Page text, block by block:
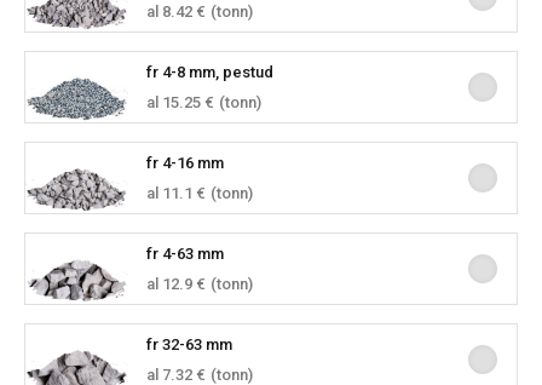
al 8.42 € (tonn)
fr 4-8 mm, pestud
al 15.25 € (tonn)
fr 4-16 mm
al 11.1 € (tonn)
fr 4-63 mm
al 12.9 € (tonn)
fr 32-63 mm
al 7.32 € (tonn)